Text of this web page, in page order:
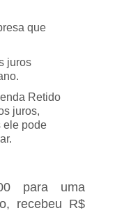
que
juros
Retido
juros,
ele pode
para uma
recebeu R$